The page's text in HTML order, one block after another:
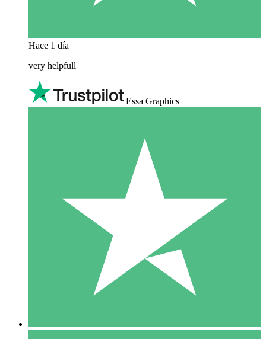
Hace 1 día
very helpfull
Essa Graphics